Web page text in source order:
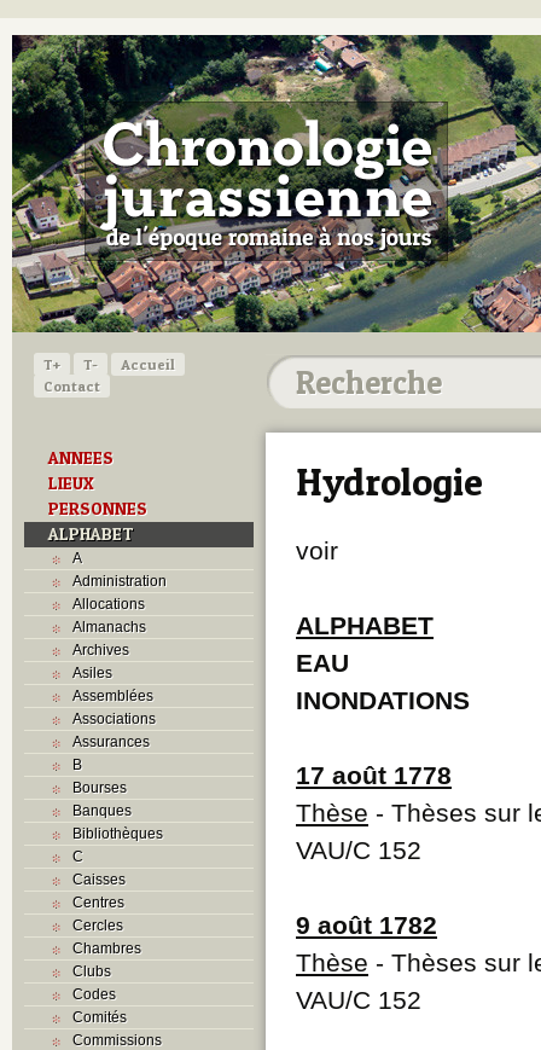
T+ T-
Accueil
Contact
ANNEES
LIEUX
PERSONNES
ALPHABET
A
Administration
Allocations
Almanachs
Archives
Asiles
Assemblées
Associations
Assurances
B
Bourses
Banques
Bibliothèques
C
Caisses
Centres
Cercles
Chambres
Clubs
Codes
Comités
Commissions
Hydrologie
voir
ALPHABET
EAU
INONDATIONS
17 août 1778
Thèse - Thèses sur
VAU/C 152
9 août 1782
Thèse - Thèses sur
VAU/C 152